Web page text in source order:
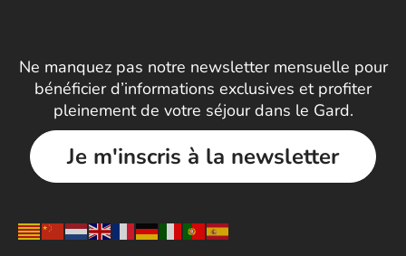
Ne manquez pas notre newsletter mensuelle pour
bénéficier d’informations exclusives et profiter
pleinement de votre séjour dans le Gard.
Je m'inscris à la newsletter